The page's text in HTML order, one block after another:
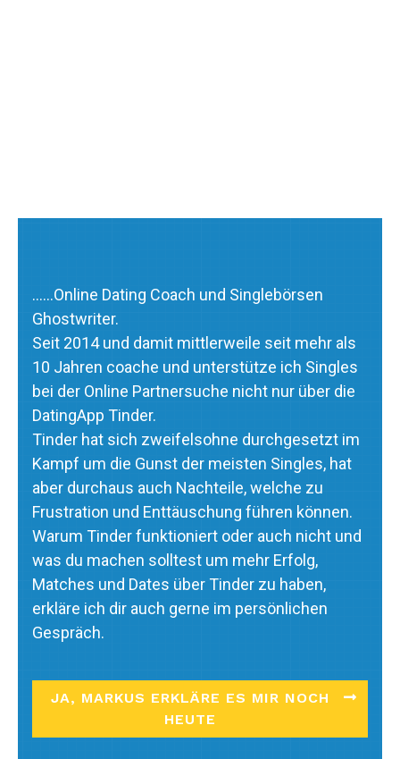
……Online Dating Coach und Singlebörsen
Ghostwriter.
Seit 2014 und damit mittlerweile seit mehr als
10 Jahren coache und unterstütze ich Singles
bei der Online Partnersuche nicht nur über die
DatingApp Tinder.
Tinder hat sich zweifelsohne durchgesetzt im
Kampf um die Gunst der meisten Singles, hat
aber durchaus auch Nachteile, welche zu
Frustration und Enttäuschung führen können.
Warum Tinder funktioniert oder auch nicht und
was du machen solltest um mehr Erfolg,
Matches und Dates über Tinder zu haben,
erkläre ich dir auch gerne im persönlichen
Gespräch.
JA, MARKUS ERKLÄRE ES MIR NOCH
HEUTE